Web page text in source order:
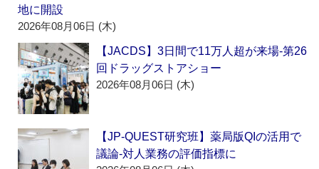
地に開設
2026年08月06日 (木)
【JACDS】3日間で11万人超が来場‐第26
回ドラッグストアショー
2026年08月06日 (木)
【JP-QUEST研究班】薬局版QIの活用で
議論‐対人業務の評価指標に